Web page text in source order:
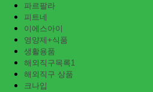
파르팔라
피트네
이에스아이
영양제+식품
생활용품
해외직구목록1
해외직구 상품
크나입